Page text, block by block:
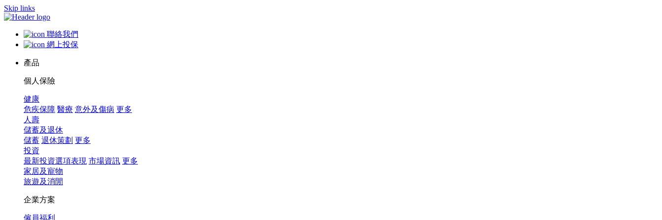
Skip links
聯絡我們
網上投保
產品
個人保險
健康
危疾保障 醫療 意外及傷病 更多
人壽
儲蓄及退休
儲蓄 退休策劃 更多
投資
最新投資選項表現 市場資訊 更多
家居及寵物
旅遊及消閒
企業方案
僱員福利